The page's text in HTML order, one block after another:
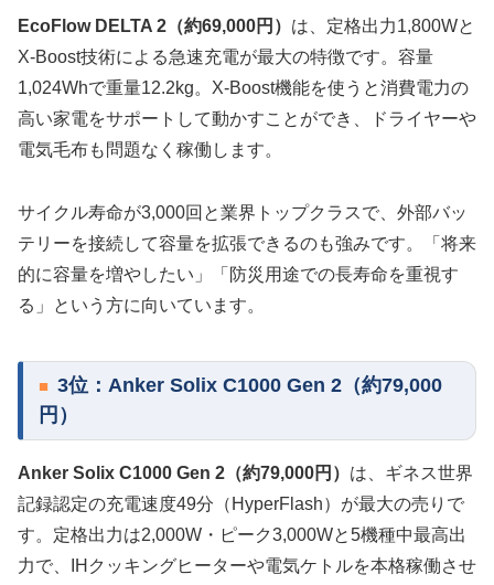
EcoFlow DELTA 2（約69,000円） は、定格出力1,800Wと
X-Boost技術による急速充電が最大の特徴です。容量
1,024Whで重量12.2kg。X-Boost機能を使うと消費電力の
高い家電をサポートして動かすことができ、ドライヤーや
電気毛布も問題なく稼働します。
サイクル寿命が3,000回と業界トップクラスで、外部バッ
テリーを接続して容量を拡張できるのも強みです。「将来
的に容量を増やしたい」「防災用途での長寿命を重視す
る」という方に向いています。
3位：Anker Solix C1000 Gen 2（約79,000
円）
Anker Solix C1000 Gen 2（約79,000円） は、ギネス世界
記録認定の充電速度49分（HyperFlash）が最大の売りで
す。定格出力は2,000W・ピーク3,000Wと5機種中最高出
力で、IHクッキングヒーターや電気ケトルを本格稼働させ